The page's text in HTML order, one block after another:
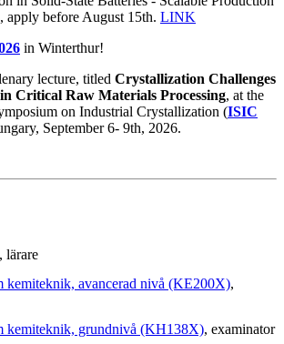
apply before August 15th. LINK
in Winterthur!
lecture, titled Crystallization Challenges
Critical Raw Materials Processing, at the
on Industrial Crystallization (ISIC
September 6- 9th, 2026.
, lärare
kemiteknik, avancerad nivå (KE200X),
kemiteknik, grundnivå (KH138X), examinator